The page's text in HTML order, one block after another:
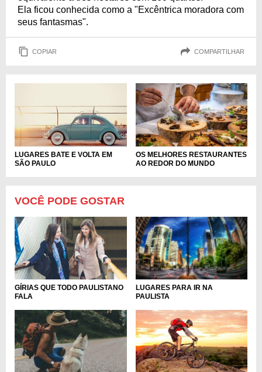
Ela ficou conhecida como a "Excêntrica moradora com
seus fantasmas".
COPIAR COMPARTILHAR
LUGARES BATE E VOLTA EM
SÃO PAULO
OS MELHORES RESTAURANTES
AO REDOR DO MUNDO
VOCÊ PODE GOSTAR
GÍRIAS QUE TODO PAULISTANO
FALA
LUGARES PARA IR NA
PAULISTA